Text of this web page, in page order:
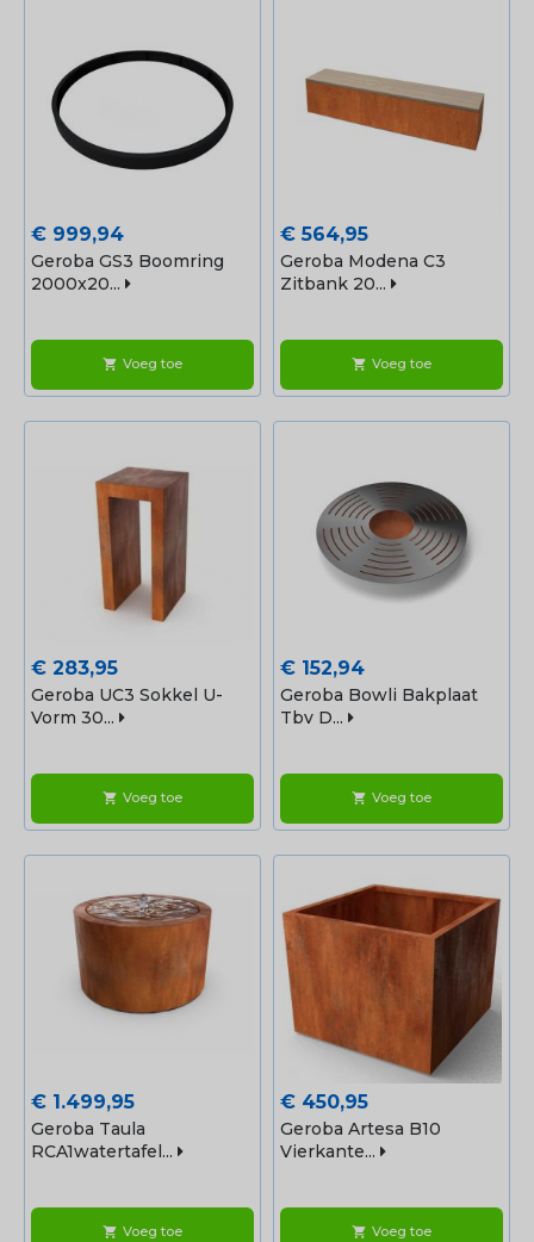
Prijs
€ 999,94
Geroba GS3 Boomring
2000x20...
shopping_cart Voeg toe
Prijs
€ 564,95
Geroba Modena C3
Zitbank 20...
shopping_cart Voeg toe
Prijs
€ 283,95
Geroba UC3 Sokkel U-
Vorm 30...
shopping_cart Voeg toe
Prijs
€ 152,94
Geroba Bowli Bakplaat
Tbv D...
shopping_cart Voeg toe
Prijs
€ 1.499,95
Geroba Taula
RCA1watertafel...
shopping_cart Voeg toe
Prijs
€ 450,95
Geroba Artesa B10
Vierkante...
shopping_cart Voeg toe